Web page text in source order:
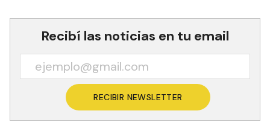
Recibí las noticias en tu email
RECIBIR NEWSLETTER